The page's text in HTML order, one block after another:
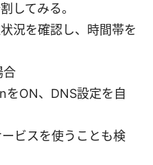
してみる。
況を確認し、時間帯を
合
ON、DNS設定を自
ビスを使うことも検